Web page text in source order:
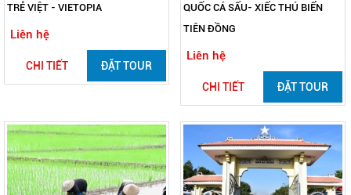
TRẺ VIỆT - VIETOPIA
Liên hệ
CHI TIẾT ĐẶT TOUR
QUỐC CÁ SẤU- XIẾC THÚ BIỂN
TIÊN ĐỒNG
Liên hệ
CHI TIẾT ĐẶT TOUR